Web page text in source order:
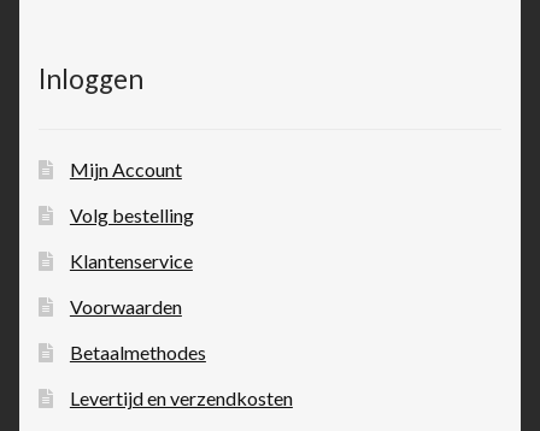
Inloggen
Mijn Account
Volg bestelling
Klantenservice
Voorwaarden
Betaalmethodes
Levertijd en verzendkosten